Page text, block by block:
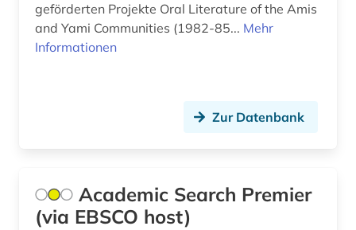
braunschweig (1)
bänkelsang (1)
china (1)
Hessen (1)
Island (1)
Japan (4)
Jugoslawien (3)
Kanada (1)
geförderten Projekte Oral Literature of the Amis
and Yami Communities (1982-85... Mehr
Informationen
Zur Datenbank
Academic Search Premier
(via EBSCO host)